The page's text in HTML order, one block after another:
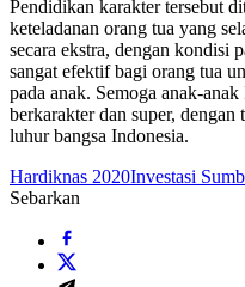
Pendidikan karakter tersebut
keteladanan orang tua yang
secara ekstra, dengan kondisi
sangat efektif bagi orang tua
pada anak. Semoga anak-
berkarakter dan super,
luhur bangsa Indonesia.
Hardiknas 2020Investasi
Sebarkan